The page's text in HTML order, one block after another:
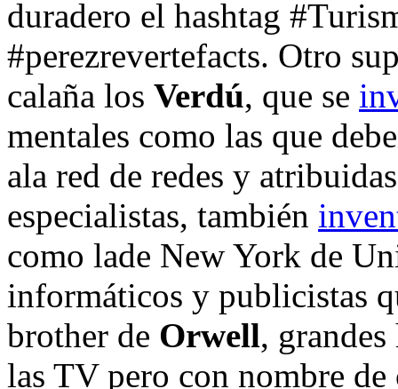
duradero el hashtag
#perezrevertefacts. Otro
calaña los Verdú, que se
mentales como las que
ala red de redes y
especialistas, también
como lade New York de
informáticos y publicistas
brother de Orwell,
las TV pero con nombre